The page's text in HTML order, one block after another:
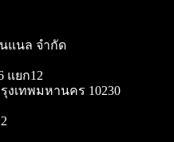
แนล จำกัด
แยก12
งเทพมหานคร 10230